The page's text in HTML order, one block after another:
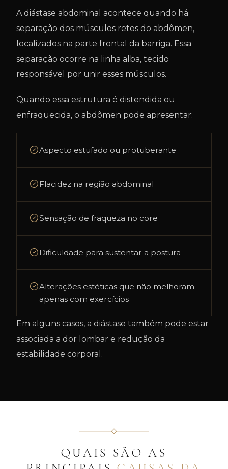
A diástase abdominal acontece quando há
separação dos músculos retos do abdômen,
localizados na parte frontal da barriga. Essa
separação ocorre na linha alba, tecido
responsável por unir esses músculos.
Quando essa estrutura é distendida ou
enfraquecida, o abdômen pode apresentar:
Aspecto estufado ou protuberante
Flacidez na região abdominal
Sensação de fraqueza no core
Dificuldade para sustentar a postura
Alterações estéticas que não melhoram
apenas com exercícios
Em alguns casos, a diástase também pode estar
associada a dor lombar e redução da
estabilidade corporal.
QUAIS SÃO AS